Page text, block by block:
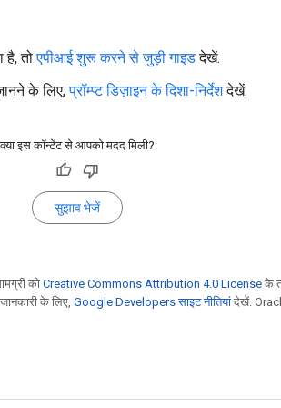
है, तोएपीआई शुरू करने से जुड़ी गाइडदेखें.
के लिए,प्रॉम्प्ट डिज़ाइन के दिशा-निर्देशदेखें.
क्या इस कॉन्टेंट से आपको मदद मिली?
सुझाव भेजें
को Creative Commons Attribution 4.0 License के
के लिए, Google Developers साइट नीतियां देखें.